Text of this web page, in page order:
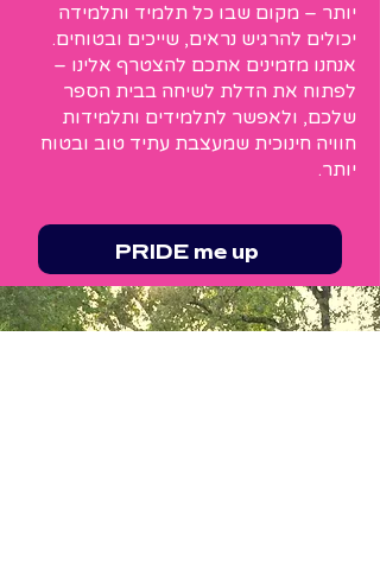
יותר – מקום שבו כל תלמיד ותלמידה
יכולים להרגיש נראים, שייכים ובטוחים.
אנחנו מזמינים אתכם להצטרף אלינו –
לפתוח את הדלת לשיחה בבית הספר
שלכם, ולאפשר לתלמידים ותלמידות
חוויה חינוכית שמעצבת עתיד טוב ובטוח
יותר.
PRIDE me up